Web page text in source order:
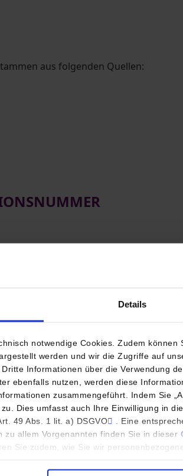
Details
notwendige Cookies. Zudem
werden und wir die Zugriffe auf
Informationen über die Verwendung
ebenfalls nutzen, werden diese
zusammengeführt. Indem Sie
Dies umfasst auch Ihre Einwilligung in
49 Abs. 1 lit. a) DSGVO
. Eine
zu allem Vorgenannten finden Sie in dieser
Sie zudem, wie Sie wir
aus folgenden Quellen:
Post und Eisenbahnen
sorgfältig recherchiert.
Netkom GmbH, die aus der
von Pflichten aus dem
dem Produkthaftungsgesetz, in
wegen der Verletzung wesentlicher